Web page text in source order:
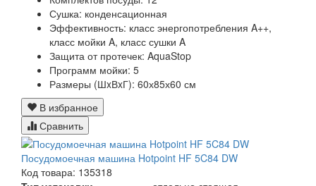
Сушка: конденсационная
Эффективность: класс энергопотребления A++,
класс мойки A, класс сушки A
Защита от протечек: AquaStop
Программ мойки: 5
Размеры (ШxВxГ): 60х85х60 см
В избранное
Сравнить
Посудомоечная машина Hotpoint HF 5C84 DW
Код товара: 135318